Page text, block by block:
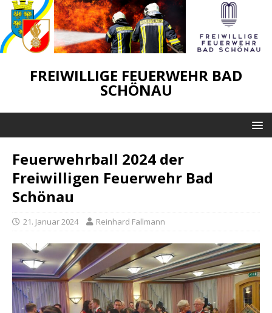
FREIWILLIGE FEUERWEHR BAD
SCHÖNAU
Feuerwehrball 2024 der
Freiwilligen Feuerwehr Bad
Schönau
21. Januar 2024 Reinhard Fallmann